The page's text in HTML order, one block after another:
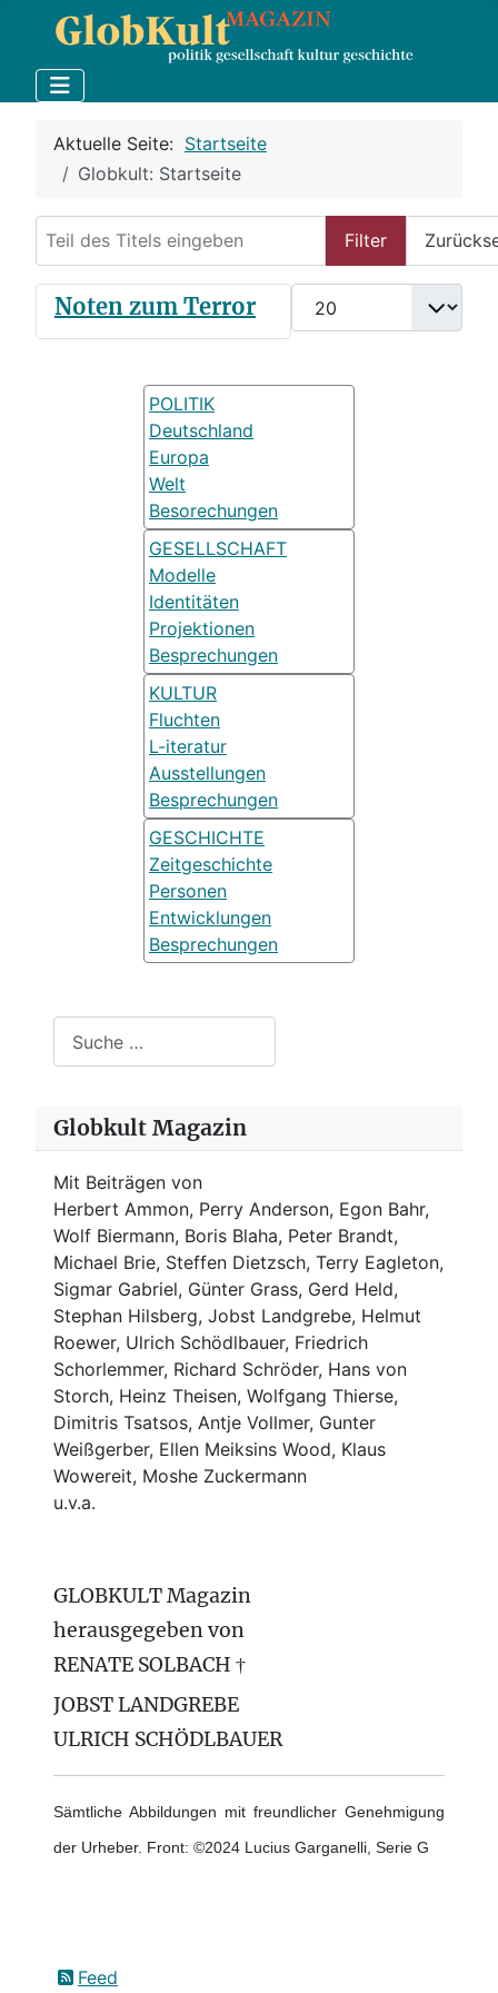
Aktuelle Seite: Startseite
Globkult: Startseite
Filter
Anzeige #
Noten zum Terror
POLITIK
Deutschland
Europa
Welt
Besorechungen
GESELLSCHAFT
Modelle
Identitäten
Projektionen
Besprechungen
KULTUR
Fluchten
L-iteratur
Ausstellungen
Besprechungen
GESCHICHTE
Zeitgeschichte
Personen
Entwicklungen
Besprechungen
Globkult Magazin
Mit Beiträgen von
Herbert Ammon, Perry Anderson, Egon Bahr,
Wolf Biermann, Boris Blaha, Peter Brandt,
Michael Brie, Steffen Dietzsch, Terry Eagleton,
Sigmar Gabriel, Günter Grass, Gerd Held,
Stephan Hilsberg, Jobst Landgrebe, Helmut
Roewer, Ulrich Schödlbauer, Friedrich
Schorlemmer, Richard Schröder, Hans von
Storch, Heinz Theisen, Wolfgang Thierse,
Dimitris Tsatsos, Antje Vollmer, Gunter
Weißgerber, Ellen Meiksins Wood, Klaus
Wowereit, Moshe Zuckermann
u.v.a.
GLOBKULT Magazin
herausgegeben von
RENATE SOLBACH †
JOBST LANDGREBE
ULRICH SCHÖDLBAUER
Sämtliche Abbildungen mit freundlicher Genehmigung
der Urheber. Front: ©2024 Lucius Garganelli, Serie G
Feed